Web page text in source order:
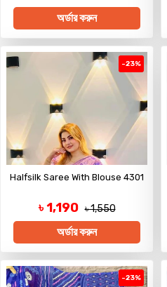
অর্ডার করুন
-23%
Halfsilk Saree With Blouse 4301
৳ 1,190 ৳ 1,550
অর্ডার করুন
-23%